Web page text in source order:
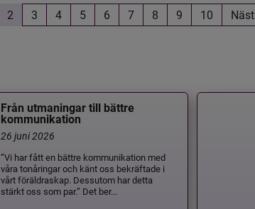
2 3 4 5 6 7 8 9 10
Från utmaningar till bättre
kommunikation
26 juni 2026
”Vi har fått en bättre kommunikation med
våra tonåringar och känt oss bekräftade i
vårt föräldraskap. Dessutom har detta
stärkt oss som par.” Det ber...